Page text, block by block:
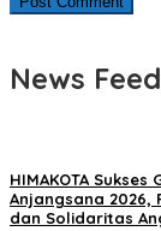
News Feed
HIMAKOTA Sukses
Anjangsana 2026,
dan Solidaritas